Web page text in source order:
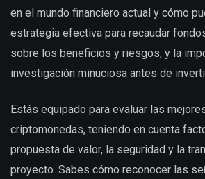
en el mundo financiero actual y cómo
estrategia efectiva para recaudar
sobre los beneficios y riesgos, y la
investigación minuciosa antes de
Estás equipado para evaluar las
criptomonedas, teniendo en cuenta
propuesta de valor, la seguridad y la
proyecto. Sabes cómo reconocer las